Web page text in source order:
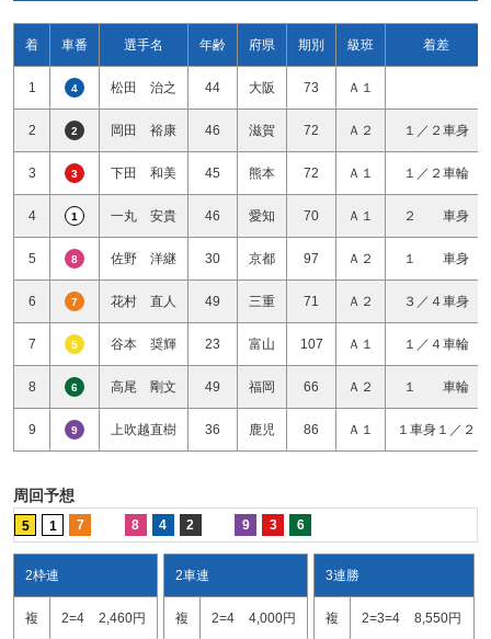
着 車番 選手名 年齢 府県 期別 級班 着差
1 4 松田 治之 44 大阪 73 Ａ１
2 2 岡田 裕康 46 滋賀 72 Ａ２ １／２車身
3 3 下田 和美 45 熊本 72 Ａ１ １／２車輪
4 1 一丸 安貴 46 愛知 70 Ａ１ ２ 車身
5 8 佐野 洋継 30 京都 97 Ａ２ １ 車身
6 7 花村 直人 49 三重 71 Ａ２ ３／４車身
7 5 谷本 奨輝 23 富山 107 Ａ１ １／４車輪
8 6 高尾 剛文 49 福岡 66 Ａ２ １ 車輪
9 9 上吹越直樹 36 鹿児 86 Ａ１ １車身１／２
周回予想
5 1 7 8 4 2 9 3 6
2枠連
複 2=4 2,460円
2車連
複 2=4 4,000円
3連勝
複 2=3=4 8,550円